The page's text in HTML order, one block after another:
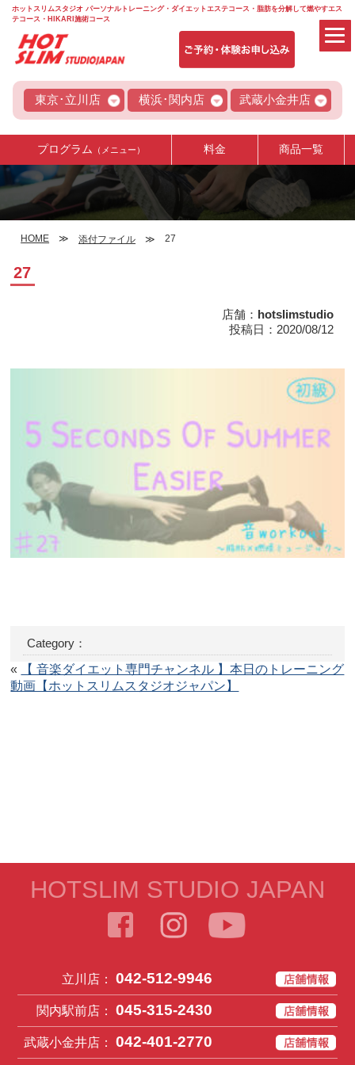
ホットスリムスタジオ パーソナルトレーニング・ダイエットエステコース・脂肪を分解して燃やすエス
テコース・HIKARI施術コース
東京･立川店 横浜･関内店 武蔵小金井店
プログラム （メニュー） 料金 商品一覧
HOME 添付ファイル 27
27
店舗： hotslimstudio
投稿日：2020/08/12
Category：
«
【 音楽ダイエット専門チャンネル 】本日のトレーニング
動画【ホットスリムスタジオジャパン】
HOTSLIM STUDIO JAPAN
立川店： 042-512-9946
関内駅前店： 045-315-2430
武蔵小金井店： 042-401-2770